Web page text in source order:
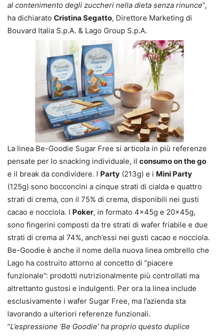
al contenimento degli zuccheri nella dieta senza rinunce“,
ha dichiarato Cristina Segatto, Direttore Marketing di
Bouvard Italia S.p.A. & Lago Group S.p.A.
La linea Be-Goodie Sugar Free si articola in più referenze
pensate per lo snacking individuale, il consumo on the go
e il break da condividere. I Party (213g) e i Mini Party
(125g) sono bocconcini a cinque strati di cialda e quattro
strati di crema, con il 75% di crema, disponibili nei gusti
cacao e nocciola. I Poker, in formato 4x45g e 20x45g,
sono fingerini composti da tre strati di wafer friabile e due
strati di crema al 74%, anch’essi nei gusti cacao e nocciola.
Be-Goodie è anche il nome della nuova linea ombrello che
Lago ha costruito attorno al concetto di “piacere
funzionale”: prodotti nutrizionalmente più controllati ma
altrettanto gustosi e indulgenti. Per ora la linea include
esclusivamente i wafer Sugar Free, ma l’azienda sta
lavorando a ulteriori referenze funzionali.
“L’espressione ‘Be Goodie’ ha proprio questo duplice